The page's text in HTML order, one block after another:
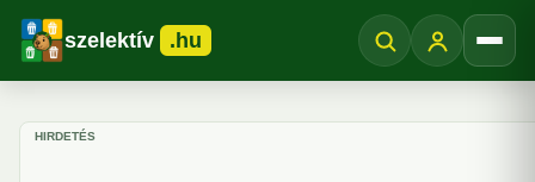
szelektív .hu
HIRDETÉS